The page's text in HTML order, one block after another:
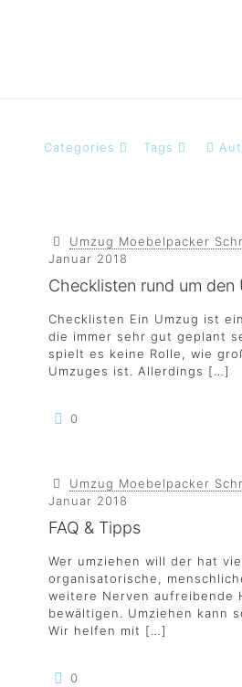
Categories Tags
Umzug Moebelpacker
Januar 2018
Checklisten rund um den
Checklisten Ein Umzug ist
die immer sehr gut geplant
spielt es keine Rolle, wie
Umzuges ist. Allerdings […]
0
Umzug Moebelpacker
Januar 2018
FAQ & Tipps
Wer umziehen will der hat
organisatorische,
weitere Nerven aufreibende
bewältigen. Umziehen kann
Wir helfen mit […]
0